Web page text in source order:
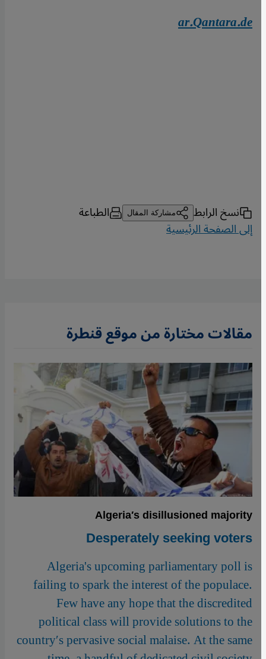
ar.Qantara.de
نسخ الرابط مشاركة المقال الطباعة
إلى الصفحة الرئيسية
مقالات مختارة من موقع قنطرة
Algeria′s disillusioned majority
Desperately seeking voters
Algeria's upcoming parliamentary poll is
failing to spark the interest of the populace.
Few have any hope that the discredited
political class will provide solutions to the
country′s pervasive social malaise. At the same